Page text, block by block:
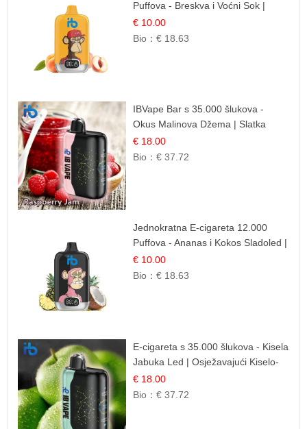
Puffova - Breskva i Voćni Sok |
Osježavajuća Voćna Mješavina
€ 10.00
Bio：€ 18.63
IBVape Bar s 35.000 šlukova -
Okus Malinova Džema | Slatka
Voćna Aroma
€ 18.00
Bio：€ 37.72
Jednokratna E-cigareta 12.000
Puffova - Ananas i Kokos Sladoled |
Tropski Desert
€ 10.00
Bio：€ 18.63
E-cigareta s 35.000 šlukova - Kisela
Jabuka Led | Osježavajući Kiselo-
Slatki Okus
€ 18.00
Bio：€ 37.72